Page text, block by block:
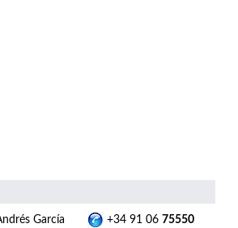
Andrés García +34 91 06 75550